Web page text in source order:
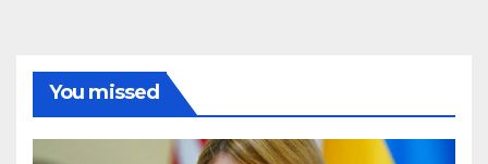
You missed